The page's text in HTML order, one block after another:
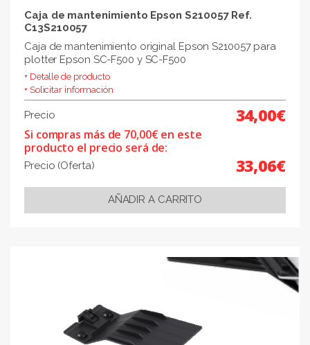
Caja de mantenimiento Epson S210057 Ref.
C13S210057
Caja de mantenimiento original Epson S210057 para
plotter Epson SC-F500 y SC-F500
+ Detalle de producto
+ Solicitar información
Precio 34,00€
Si compras más de 70,00€ en este
producto el precio será de:
Precio (Oferta) 33,06€